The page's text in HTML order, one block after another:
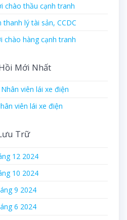
chào thầu cạnh tranh
lý tài sản, CCDC
chào hàng cạnh tranh
Mới Nhất
Nhân viên lái xe điện
viên lái xe điện
Trữ
12 2024
10 2024
9 2024
6 2024